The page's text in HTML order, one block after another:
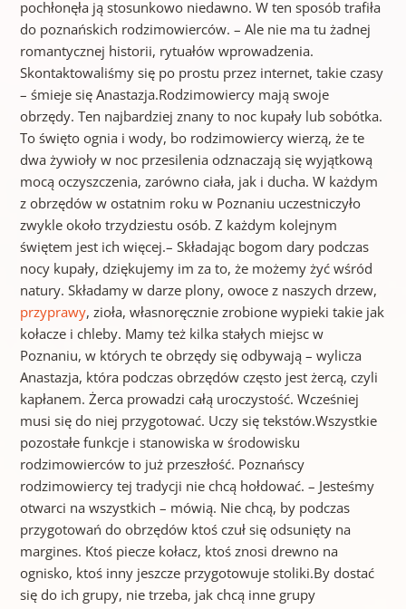
pochłonęła ją stosunkowo niedawno. W ten sposób trafiła
do poznańskich rodzimowierców. – Ale nie ma tu żadnej
romantycznej historii, rytuałów wprowadzenia.
Skontaktowaliśmy się po prostu przez internet, takie czasy
– śmieje się Anastazja.Rodzimowiercy mają swoje
obrzędy. Ten najbardziej znany to noc kupały lub sobótka.
To święto ognia i wody, bo rodzimowiercy wierzą, że te
dwa żywioły w noc przesilenia odznaczają się wyjątkową
mocą oczyszczenia, zarówno ciała, jak i ducha. W każdym
z obrzędów w ostatnim roku w Poznaniu uczestniczyło
zwykle około trzydziestu osób. Z każdym kolejnym
świętem jest ich więcej.– Składając bogom dary podczas
nocy kupały, dziękujemy im za to, że możemy żyć wśród
natury. Składamy w darze plony, owoce z naszych drzew,
przyprawy, zioła, własnoręcznie zrobione wypieki takie jak
kołacze i chleby. Mamy też kilka stałych miejsc w
Poznaniu, w których te obrzędy się odbywają – wylicza
Anastazja, która podczas obrzędów często jest żercą, czyli
kapłanem. Żerca prowadzi całą uroczystość. Wcześniej
musi się do niej przygotować. Uczy się tekstów.Wszystkie
pozostałe funkcje i stanowiska w środowisku
rodzimowierców to już przeszłość. Poznańscy
rodzimowiercy tej tradycji nie chcą hołdować. – Jesteśmy
otwarci na wszystkich – mówią. Nie chcą, by podczas
przygotowań do obrzędów ktoś czuł się odsunięty na
margines. Ktoś piecze kołacz, ktoś znosi drewno na
ognisko, ktoś inny jeszcze przygotowuje stoliki.By dostać
się do ich grupy, nie trzeba, jak chcą inne grupy